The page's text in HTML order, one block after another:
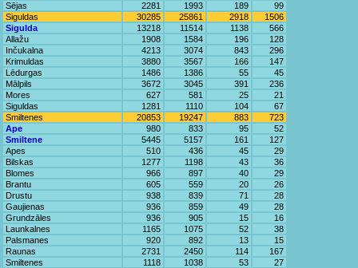
Sējas
2281 1993 189
99
Siguldas
30285 25861 2918
1506
Sigulda
13218 11514 1138
566
Allažu
1908 1584 196
128
Inčukalna
4213 3074 843
296
Krimuldas
3880 3567 166
147
Lēdurgas
1486 1386 55
45
Mālpils
3672 3045 391
236
Mores
627 581 25
21
Siguldas
1281 1110 104
67
Smiltenes
20853 19247 883
723
Ape
980 833 95
52
Smiltene
5445 5157 161
127
Apes
510 436 45
29
Bilskas
1277 1198 43
36
Blomes
966 897 40
29
Brantu
605 559 20
26
Drustu
938 839 71
28
Gaujienas
936 859 49
28
Grundzāles
936 905 15
16
Launkalnes
1165 1075 52
38
Palsmanes
920 892 13
15
Raunas
2731 2450 114
167
Smiltenes
1118 1038 53
27